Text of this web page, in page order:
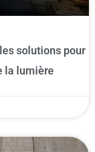
solutions pour
la lumière